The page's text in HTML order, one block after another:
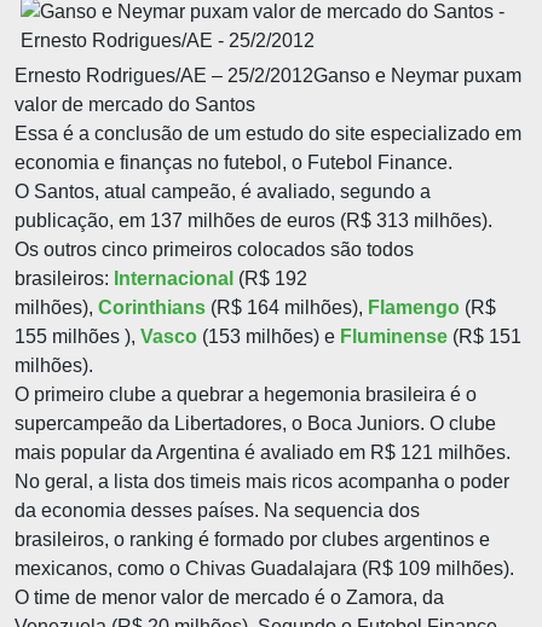
Ernesto Rodrigues/AE – 25/2/2012Ganso e Neymar puxam
valor de mercado do Santos
Essa é a conclusão de um estudo do site especializado em
economia e finanças no futebol, o Futebol Finance.
O Santos, atual campeão, é avaliado, segundo a
publicação, em 137 milhões de euros (R$ 313 milhões).
Os outros cinco primeiros colocados são todos
brasileiros: Internacional (R$ 192
milhões), Corinthians (R$ 164 milhões), Flamengo (R$
155 milhões ), Vasco (153 milhões) e Fluminense (R$ 151
milhões).
O primeiro clube a quebrar a hegemonia brasileira é o
supercampeão da Libertadores, o Boca Juniors. O clube
mais popular da Argentina é avaliado em R$ 121 milhões.
No geral, a lista dos timeis mais ricos acompanha o poder
da economia desses países. Na sequencia dos
brasileiros, o ranking é formado por clubes argentinos e
mexicanos, como o Chivas Guadalajara (R$ 109 milhões).
O time de menor valor de mercado é o Zamora, da